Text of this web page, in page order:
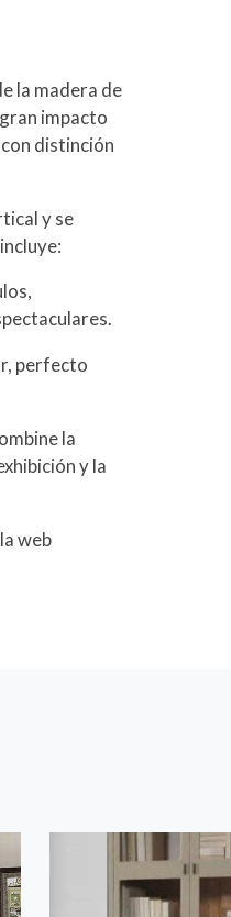
la madera de
impacto
distinción
y se
perfecto
la
y la
web